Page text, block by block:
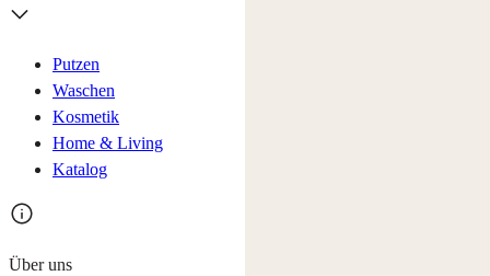
Putzen
Waschen
Kosmetik
Home & Living
Katalog
Über uns